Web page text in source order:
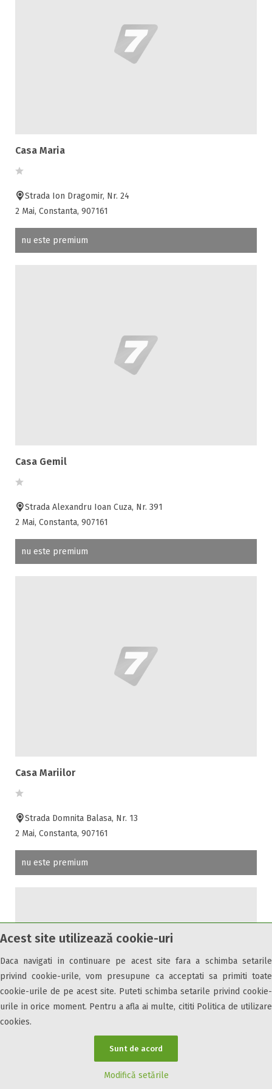
Acest site utilizează cookie-uri
Daca navigati in continuare pe acest site fara a schimba setarile
privind cookie-urile, vom presupune ca acceptati sa primiti toate
cookie-urile de pe acest site. Puteti schimba setarile privind cookie-
urile in orice moment. Pentru a afla ai multe, cititi Politica de utilizare
cookies.
Sunt de acord
Modifică setările
Casa Maria
Strada Ion Dragomir, Nr. 24
2 Mai, Constanta, 907161
nu este premium
Casa Gemil
Strada Alexandru Ioan Cuza, Nr. 391
2 Mai, Constanta, 907161
nu este premium
Casa Mariilor
Strada Domnita Balasa, Nr. 13
2 Mai, Constanta, 907161
nu este premium